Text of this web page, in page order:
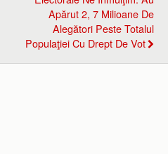
Apărut 2, 7 Milioane De
Alegători Peste Totalul
Populaţiei Cu Drept De Vot